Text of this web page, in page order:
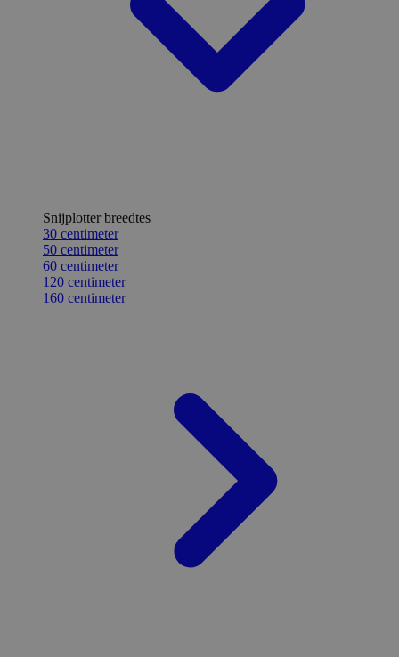
Snijplotter breedtes
30 centimeter
50 centimeter
60 centimeter
120 centimeter
160 centimeter